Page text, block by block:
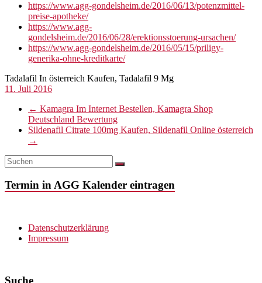
https://www.agg-gondelsheim.de/2016/06/13/potenzmittel-
preise-apotheke/
https://www.agg-
gondelsheim.de/2016/06/28/erektionsstoerung-ursachen/
https://www.agg-gondelsheim.de/2016/05/15/priligy-
generika-ohne-kreditkarte/
Tadalafil In österreich Kaufen, Tadalafil 9 Mg
11. Juli 2016
← Kamagra Im Internet Bestellen, Kamagra Shop
Deutschland Bewertung
Sildenafil Citrate 100mg Kaufen, Sildenafil Online österreich
→
Termin in AGG Kalender eintragen
Datenschutzerklärung
Impressum